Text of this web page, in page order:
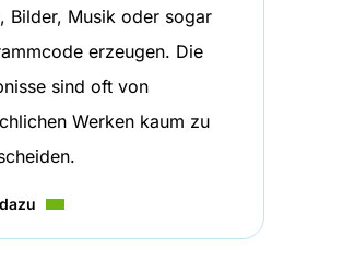
Bilder, Musik oder sogar
erzeugen. Die
sind oft von
Werken kaum zu